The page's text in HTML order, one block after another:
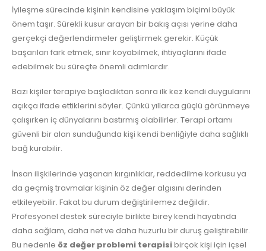
İyileşme sürecinde kişinin kendisine yaklaşım biçimi büyük
önem taşır. Sürekli kusur arayan bir bakış açısı yerine daha
gerçekçi değerlendirmeler geliştirmek gerekir. Küçük
başarıları fark etmek, sınır koyabilmek, ihtiyaçlarını ifade
edebilmek bu süreçte önemli adımlardır.
Bazı kişiler terapiye başladıktan sonra ilk kez kendi duygularını
açıkça ifade ettiklerini söyler. Çünkü yıllarca güçlü görünmeye
çalışırken iç dünyalarını bastırmış olabilirler. Terapi ortamı
güvenli bir alan sunduğunda kişi kendi benliğiyle daha sağlıklı
bağ kurabilir.
İnsan ilişkilerinde yaşanan kırgınlıklar, reddedilme korkusu ya
da geçmiş travmalar kişinin öz değer algısını derinden
etkileyebilir. Fakat bu durum değiştirilemez değildir.
Profesyonel destek süreciyle birlikte birey kendi hayatında
daha sağlam, daha net ve daha huzurlu bir duruş geliştirebilir.
Bu nedenle öz değer problemi terapisibirçok kişi için içsel